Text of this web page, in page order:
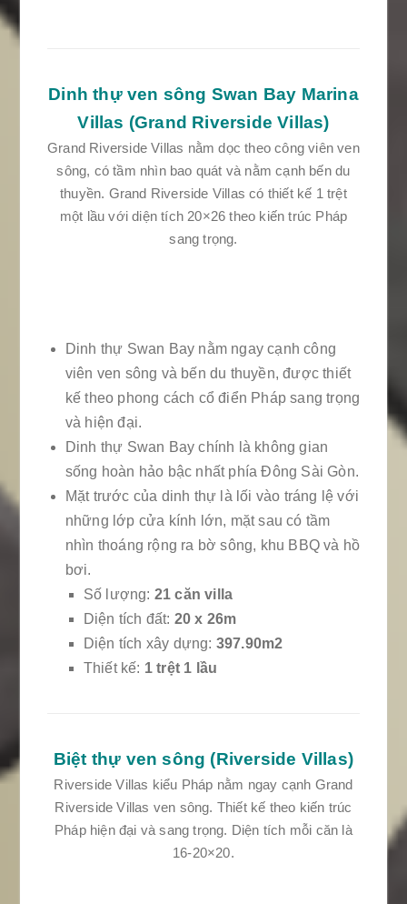
Dinh thự ven sông Swan Bay Marina
Villas (Grand Riverside Villas)
Grand Riverside Villas nằm dọc theo công viên ven
sông, có tầm nhìn bao quát và nằm cạnh bến du
thuyền. Grand Riverside Villas có thiết kế 1 trệt
một lầu với diện tích 20×26 theo kiến trúc Pháp
sang trọng.
Dinh thự Swan Bay nằm ngay cạnh công
viên ven sông và bến du thuyền, được thiết
kế theo phong cách cổ điển Pháp sang trọng
và hiện đại.
Dinh thự Swan Bay chính là không gian
sống hoàn hảo bậc nhất phía Đông Sài Gòn.
Mặt trước của dinh thự là lối vào tráng lệ với
những lớp cửa kính lớn, mặt sau có tầm
nhìn thoáng rộng ra bờ sông, khu BBQ và hồ
bơi.
Số lượng: 21 căn villa
Diện tích đất: 20 x 26m
Diện tích xây dựng: 397.90m2
Thiết kế: 1 trệt 1 lầu
Biệt thự ven sông (Riverside Villas)
Riverside Villas kiểu Pháp nằm ngay cạnh Grand
Riverside Villas ven sông. Thiết kế theo kiến trúc
Pháp hiện đại và sang trọng. Diện tích mỗi căn là
16-20×20.